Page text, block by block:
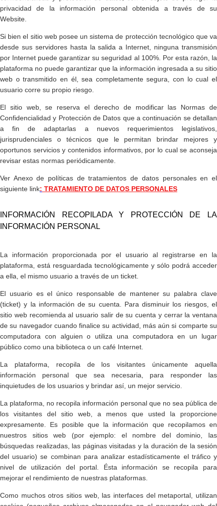
privacidad de la información personal obtenida a través de su
Website.
Si bien el sitio web posee un sistema de protección tecnológico que va
desde sus servidores hasta la salida a Internet, ninguna transmisión
por Internet puede garantizar su seguridad al 100%. Por esta razón, la
plataforma no puede garantizar que la información ingresada a su sitio
web o transmitido en él, sea completamente segura, con lo cual el
usuario corre su propio riesgo.
El sitio web, se reserva el derecho de modificar las Normas de
Confidencialidad y Protección de Datos que a continuación se detallan
a fin de adaptarlas a nuevos requerimientos legislativos,
jurisprudenciales o técnicos que le permitan brindar mejores​ y
oportunos servicios y contenidos informativos, por lo cual se aconseja
revisar estas normas periódicamente.
Ver Anexo de políticas de tratamientos de datos personales en el
siguiente link: TRATAMIENTO DE DATOS PERSONALES
​INFORMACIÓN RECOPILADA Y PROTECCIÓN DE LA
INFORMACIÓN PERSONAL
La información proporcionada por el usuario al registrarse en la
plataforma, está resguardada tecnológicamente y sólo podrá acceder
a ella, el mismo usuario a través de un ticket.
El usuario es el único responsable de mantener su palabra clave
(ticket) y la información de su cuenta. Para disminuir los riesgos, el
sitio web recomienda al usuario salir de su cuenta y cerrar la ventana
de su navegador cuando finalice su actividad, más aún si comparte su
computadora con alguien o utiliza una computadora en un lugar
público como una biblioteca o un café Internet.
La plataforma, recopila de los visitantes únicamente aquella
información personal que sea necesaria, para responder las
inquietudes de los usuarios y brindar así, un mejor servicio.
La plataforma, no recopila información personal que no sea pública de
los visitantes del sitio web, a menos que usted la proporcione
expresamente. Es posible que la información que recopilamos en
nuestros sitios web (por ejemplo: el nombre del dominio, las
búsquedas realizadas, las páginas visitadas y la duración de la sesión
del usuario) se combinan para analizar estadísticamente el tráfico y
nivel de utilización del portal. Ésta información se recopila para
mejorar el rendimiento de nuestras plataformas.
Como muchos otros sitios web, las interfaces del metaportal, utilizan